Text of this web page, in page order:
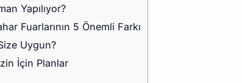
Yapılıyor?
Fuarlarının 5 Önemli Farkı
Uygun?
İçin Planlar